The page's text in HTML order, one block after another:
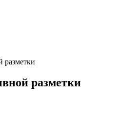
разметки
разметки